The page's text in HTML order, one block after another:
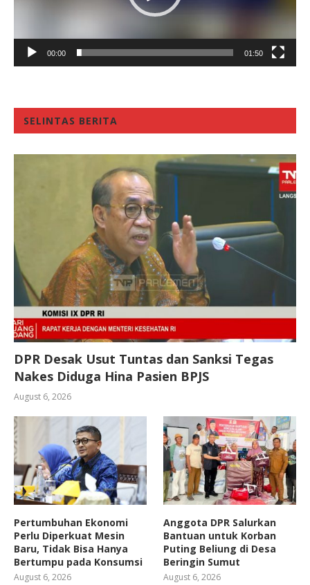
00:00 01:50
SELINTAS BERITA
DPR Desak Usut Tuntas dan Sanksi Tegas
Nakes Diduga Hina Pasien BPJS
August 6, 2026
Pertumbuhan Ekonomi
Perlu Diperkuat Mesin
Baru, Tidak Bisa Hanya
Bertumpu pada Konsumsi
August 6, 2026
Anggota DPR Salurkan
Bantuan untuk Korban
Puting Beliung di Desa
Beringin Sumut
August 6, 2026